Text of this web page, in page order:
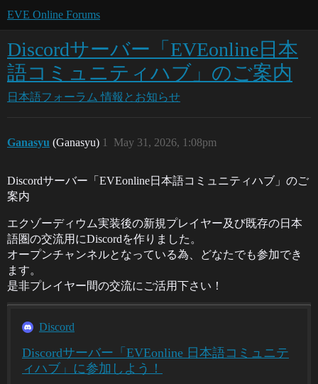
EVE Online Forums
Discordサーバー「EVEonline日本
語コミュニティハブ」のご案内
日本語フォーラム 情報とお知らせ
Ganasyu (Ganasyu) May 31, 2026, 1:08pm
1
Discordサーバー「EVEonline日本語コミュニティハブ」のご
案内
エクゾーディウム実装後の新規プレイヤー及び既存の日本
語圏の交流用にDiscordを作りました。
オープンチャンネルとなっている為、どなたでも参加でき
ます。
是非プレイヤー間の交流にご活用下さい！
Discord
Discordサーバー「EVEonline 日本語コミュニテ
ィハブ」に参加しよう！